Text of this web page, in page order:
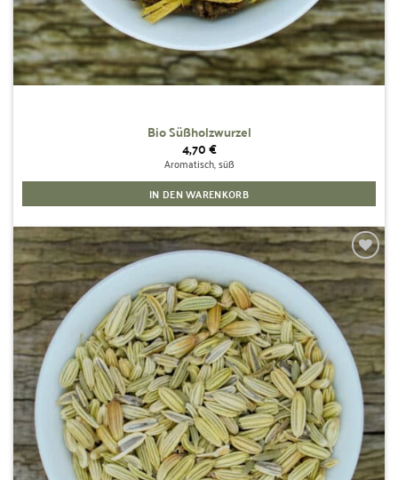
Bio Süßholzwurzel
4,70€
Aromatisch, süß
IN DEN WARENKORB
Zur
Wunschliste
hinzufügen